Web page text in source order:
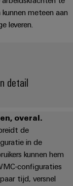
meteen aan
leveren.
detail
overal.
de
in de
kunnen hem
configuraties
tijd, versnel